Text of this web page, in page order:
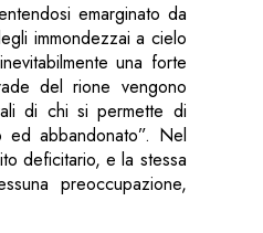
emarginato da
immondezzai a cielo
una forte
del rione vengono
di chi si permette di
ed abbandonato”. Nel
deficitario, e la stessa
preoccupazione,